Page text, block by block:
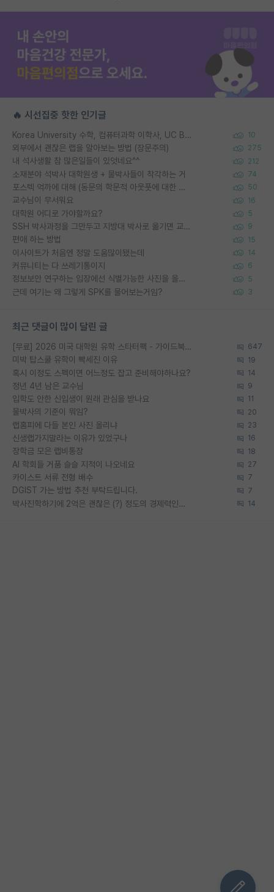
🔥 시선집중 핫한 인기글
Korea University 수학, 컴퓨터과학 이학사, UC Berkeley 산업공학 대학원 공학박사가 되는 것은 쉽지 않겠죠? 10
외부에서 괜찮은 랩을 알아보는 방법 (장문주의) 275
내 석사생활 참 많은일들이 있엇네요^^ 212
소재분야 석박사 대학원생 + 물박사들이 착각하는 거 74
포스텍 억까에 대해 (동문의 학문적 아웃풋에 대한 반박) 50
교수님이 무서워요 16
대학원 어디로 가야할까요? 5
SSH 박사과정을 그만두고 지방대 박사로 옮기면 교수의 꿈은 끝일까요? 9
편애 하는 방법 15
이사이트가 처음엔 정말 도움많이됐는데 14
커뮤니티는 다 쓰레기통이지 6
정보보안 연구하는 입장에선 식별가능한 사진을 올리는건 비추이긴함 5
근데 여기는 왜 그렇게 SPK를 물어보는거임? 3
최근 댓글이 많이 달린 글
[무료] 2026 미국 대학원 유학 스타터팩 - 가이드북 & 합격자 컨택메일 템플릿 647
미박 탑스쿨 유학이 빡세진 이유 19
혹시 이정도 스펙이면 어느정도 잡고 준비해야하나요? 14
정년 4년 남은 교수님 9
입학도 안한 신입생이 원래 관심을 받나요 11
물박사의 기준이 뭐임? 20
랩홈피에 다들 본인 사진 올리냐 23
신생랩가지말라는 이유가 있었구나 16
장학금 모은 랩비통장 18
AI 학회들 거품 슬슬 지적이 나오네요 27
카이스트 서류 전형 배수 7
DGIST 가는 방법 추천 부탁드립니다. 7
박사진학하기에 2억은 괜찮은 (?) 정도의 경제력인가요 14